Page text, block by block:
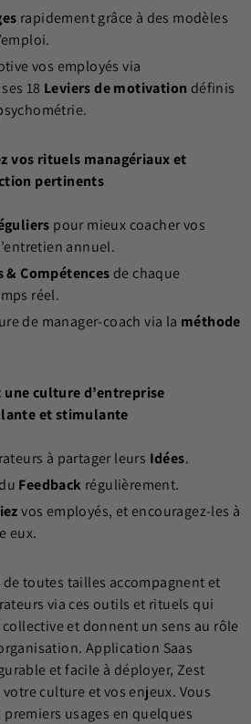
rapidement grâce à des modèles
vos employés via
18 Leviers de motivation définis
vos rituels managériaux et
pertinents
pour mieux coacher vos
annuel.
& Compétences de chaque
réel.
de manager-coach via la méthode
une culture d’entreprise
et stimulante
à partager leurs Idées.
Feedback régulièrement.
vos employés, et encouragez-les à
eux.
toutes tailles accompagnent et
via ces outils et rituels qui
et donnent un sens au rôle
Application Saas
et facile à déployer, Zest
votre culture et vos enjeux. Vous
usages en quelques